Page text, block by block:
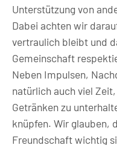
Unterstützung von
Dabei achten wir
vertraulich bleibt und
Gemeinschaft
Neben Impulsen,
natürlich auch viel
Getränken zu
knüpfen. Wir glauben,
Freundschaft wichtig